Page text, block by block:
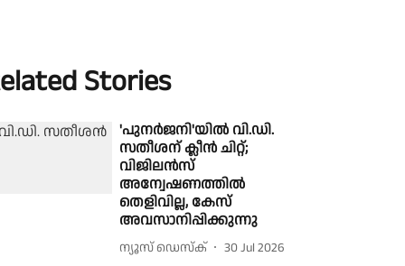
Stories
'പുനർജനി'യില്‍ വി.ഡി.
സതീശന് ക്ലീന്‍ ചിറ്റ്;
വിജിലൻസ്
അന്വേഷണത്തിൽ
തെളിവില്ല, കേസ്
അവസാനിപ്പിക്കുന്നു
ന്യൂസ് ഡെസ്ക് 30 Jul 2026